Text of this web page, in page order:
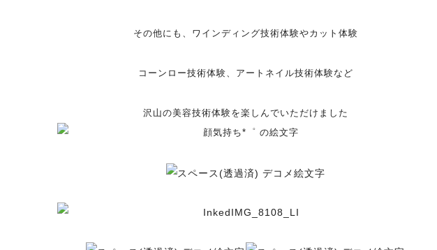
その他にも、ワインディング技術体験やカット体験
コーンロー技術体験、アートネイル技術体験など
沢山の美容技術体験を楽しんでいただけました